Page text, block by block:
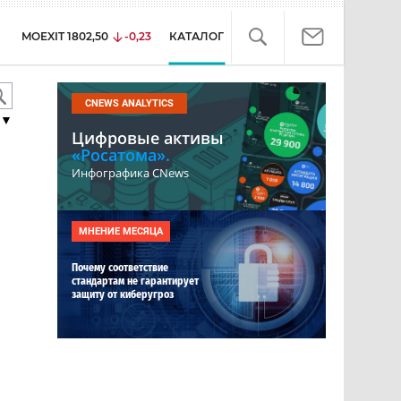
MOEXIT 1802,50 -0,23 КАТАЛОГ
CNEWS ANALYTICS
Цифровые активы
«Росатома».
Инфографика CNews
МНЕНИЕ МЕСЯЦА
Почему соответствие
стандартам не гарантирует
защиту от киберугроз